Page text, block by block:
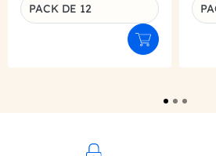
Déclinaison du produit
PACK DE 12
Ajouter au